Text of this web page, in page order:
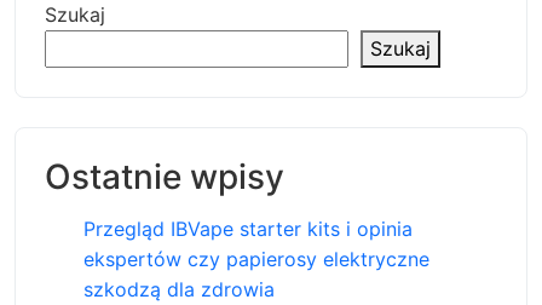
Szukaj
Szukaj
Ostatnie wpisy
Przegląd IBVape starter kits i opinia
ekspertów czy papierosy elektryczne
szkodzą dla zdrowia